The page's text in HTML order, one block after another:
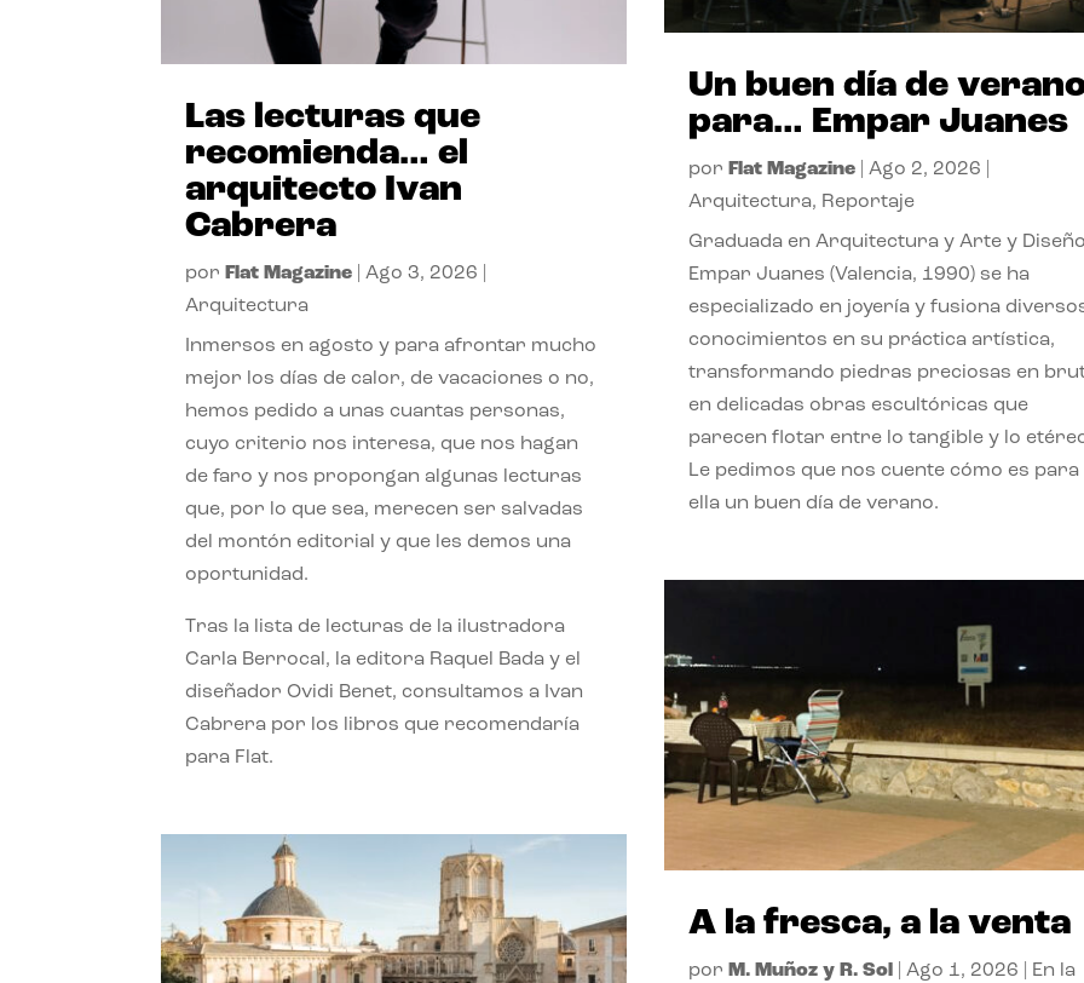
Las lecturas que
recomienda… el
arquitecto Ivan
Cabrera
por Flat Magazine |Ago 3, 2026
Arquitectura
Inmersos en agosto y para afrontar mucho
mejor los días de calor, de vacaciones o no,
hemos pedido a unas cuantas personas,
cuyo criterio nos interesa, que nos hagan
de faro y nos propongan algunas lecturas
que, por lo que sea, merecen ser salvadas
del montón editorial y que les demos una
oportunidad.
Tras la lista de lecturas de la ilustradora
Carla Berrocal, la editora Raquel Bada y el
diseñador Ovidi Benet, consultamos a Ivan
Cabrera por los libros que recomendaría
para Flat.
Un buen día de
para… Empar Juanes
por Flat Magazine| Ago 2, 2026
Arquitectura, Reportaje
Graduada en Arquitectura y Arte y
Empar Juanes (Valencia, 1990) se ha
especializado en joyería y fusiona
conocimientos en su práctica artística,
transformando piedras preciosas en
en delicadas obras escultóricas que
parecen flotar entre lo tangible y lo
Le pedimos que nos cuente cómo es para
ella un buen día de verano.
A la fresca, a la venta
por M. Muñoz y R. Sol Ago 1, 2026 En la